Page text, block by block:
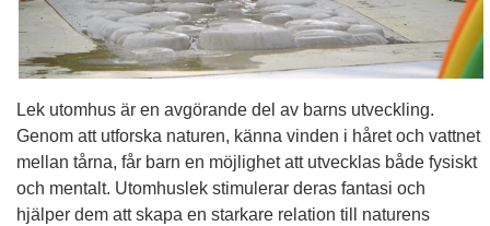
Lek utomhus är en avgörande del av barns utveckling.
Genom att utforska naturen, känna vinden i håret och vattnet
mellan tårna, får barn en möjlighet att utvecklas både fysiskt
och mentalt. Utomhuslek stimulerar deras fantasi och
hjälper dem att skapa en starkare relation till naturens